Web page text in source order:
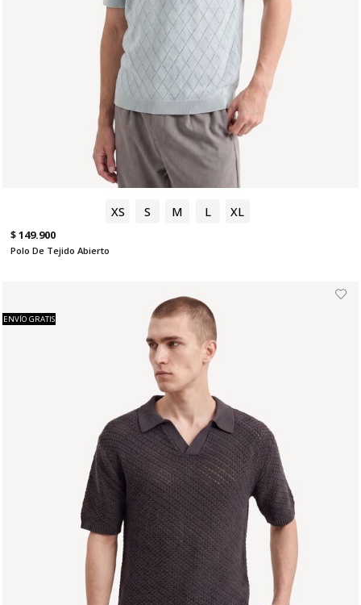
XS S M L XL
$ 149.900
Polo De Tejido Abierto
ENVÍO GRATIS